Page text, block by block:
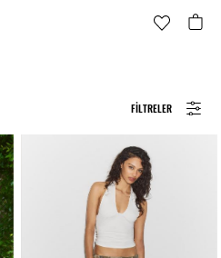
FILTRELER